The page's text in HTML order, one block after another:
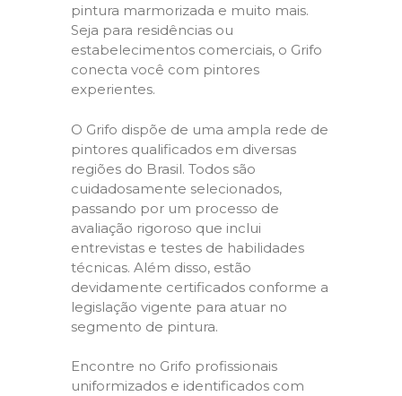
pintura marmorizada e muito mais.
Seja para residências ou
estabelecimentos comerciais, o Grifo
conecta você com pintores
experientes.
O Grifo dispõe de uma ampla rede de
pintores qualificados em diversas
regiões do Brasil. Todos são
cuidadosamente selecionados,
passando por um processo de
avaliação rigoroso que inclui
entrevistas e testes de habilidades
técnicas. Além disso, estão
devidamente certificados conforme a
legislação vigente para atuar no
segmento de pintura.
Encontre no Grifo profissionais
uniformizados e identificados com